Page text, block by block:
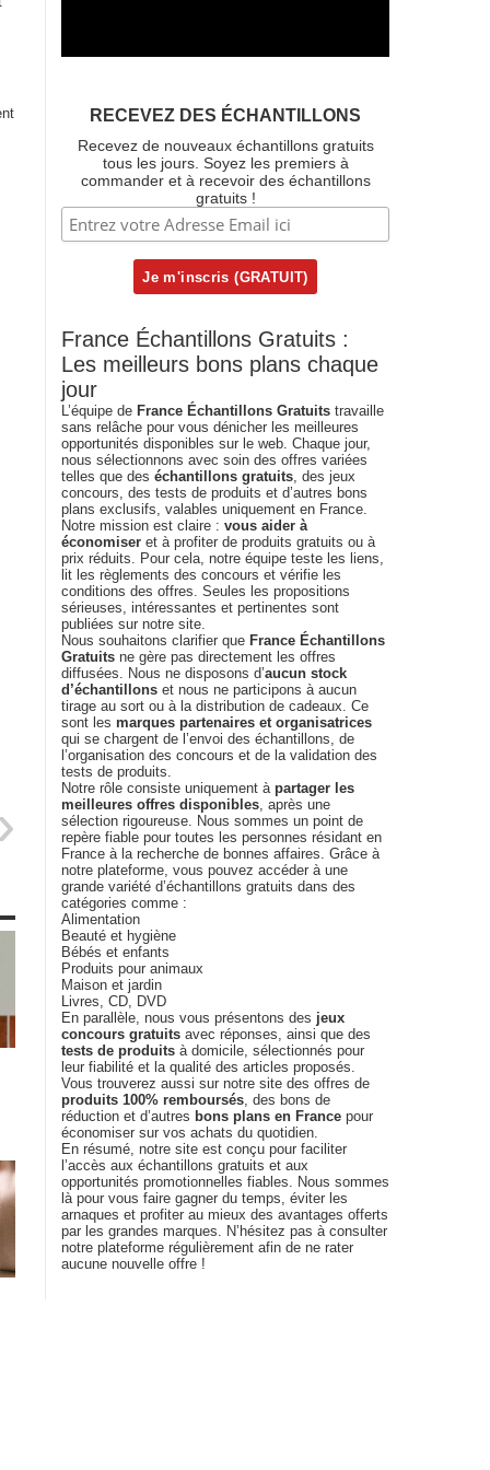
RECEVEZ DES ÉCHANTILLONS
Recevez de nouveaux échantillons gratuits
tous les jours. Soyez les premiers à
commander et à recevoir des échantillons
gratuits !
France Échantillons Gratuits :
Les meilleurs bons plans chaque
jour
L’équipe de France Échantillons Gratuits travaille
sans relâche pour vous dénicher les meilleures
opportunités disponibles sur le web. Chaque jour,
nous sélectionnons avec soin des offres variées
telles que des échantillons gratuits, des jeux
concours, des tests de produits et d’autres bons
plans exclusifs, valables uniquement en France.
Notre mission est claire : vous aider à
économiser et à profiter de produits gratuits ou à
prix réduits. Pour cela, notre équipe teste les liens,
lit les règlements des concours et vérifie les
conditions des offres. Seules les propositions
sérieuses, intéressantes et pertinentes sont
publiées sur notre site.
Nous souhaitons clarifier que France Échantillons
Gratuits ne gère pas directement les offres
diffusées. Nous ne disposons d’aucun stock
d’échantillons et nous ne participons à aucun
tirage au sort ou à la distribution de cadeaux. Ce
sont les marques partenaires et organisatrices
qui se chargent de l’envoi des échantillons, de
l’organisation des concours et de la validation des
tests de produits.
Notre rôle consiste uniquement à partager les
meilleures offres disponibles, après une
sélection rigoureuse. Nous sommes un point de
repère fiable pour toutes les personnes résidant en
France à la recherche de bonnes affaires. Grâce à
notre plateforme, vous pouvez accéder à une
grande variété d’échantillons gratuits dans des
catégories comme :
Alimentation
Beauté et hygiène
Bébés et enfants
Produits pour animaux
Maison et jardin
Livres, CD, DVD
En parallèle, nous vous présentons des jeux
concours gratuits avec réponses, ainsi que des
tests de produits à domicile, sélectionnés pour
leur fiabilité et la qualité des articles proposés.
Vous trouverez aussi sur notre site des offres de
produits 100% remboursés, des bons de
réduction et d’autres bons plans en France pour
économiser sur vos achats du quotidien.
En résumé, notre site est conçu pour faciliter
l’accès aux échantillons gratuits et aux
opportunités promotionnelles fiables. Nous sommes
là pour vous faire gagner du temps, éviter les
arnaques et profiter au mieux des avantages offerts
par les grandes marques. N’hésitez pas à consulter
notre plateforme régulièrement afin de ne rater
aucune nouvelle offre !